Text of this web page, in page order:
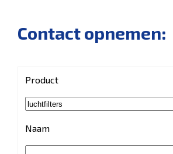
Contact opnemen:
Product
Naam